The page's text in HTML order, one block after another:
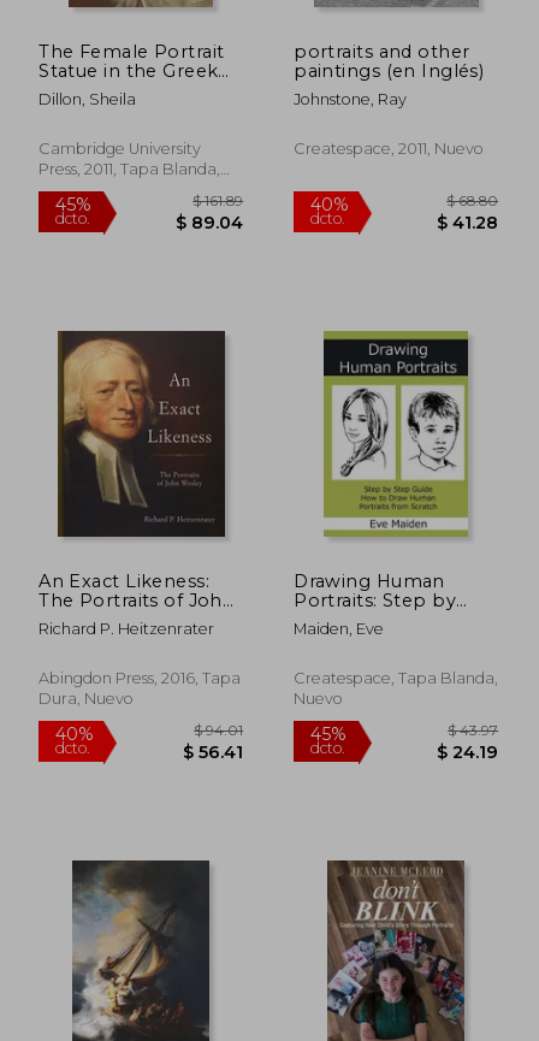
45% 45%
40%
dcto.
$ 76.64 40%
dcto.
The Female Portrait
Statue in the Greek
World (en Inglés)
Dillon, Sheila
Cambridge University
Press, 2011, Tapa Blanda,
Nuevo
portraits and other
paintings (en Inglés)
Johnstone, Ray
Createspace, 2011, Nuevo
An Exact Likeness:
The Portraits of John
Wesley (en Inglés)
Richard P. Heitzenrater
Abingdon Press, 2016, Tapa
Dura, Nuevo
Drawing Human
Portraits: Step by
Step Guide How to
Draw Human
Scratch (en Inglés)
Maiden, Eve
Createspace, Tapa Blanda,
Nuevo